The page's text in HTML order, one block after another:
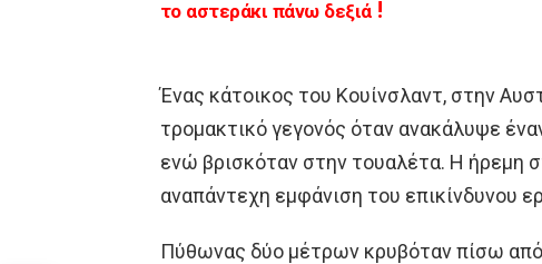
το αστεράκι πάνω δεξιά !
Ένας κάτοικος του Κουίνσλαντ, στην
τρομακτικό γεγονός όταν ανακάλυψε
ενώ βρισκόταν στην τουαλέτα. Η ήρεμη
αναπάντεχη εμφάνιση του επικίνδυνου
Πύθωνας δύο μέτρων κρυβόταν πίσω από